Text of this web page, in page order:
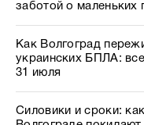
заботой о маленьких
Как Волгоград
украинских БПЛА:
31 июля
Силовики и сроки: